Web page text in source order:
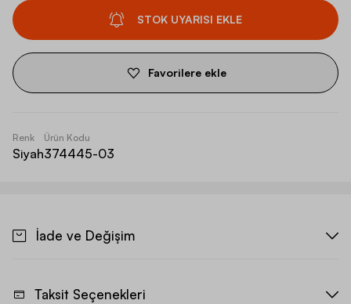
STOK UYARISI EKLE
Favorilere ekle
Renk
Siyah
Ürün Kodu
374445-03
İade ve Değişim
Taksit Seçenekleri